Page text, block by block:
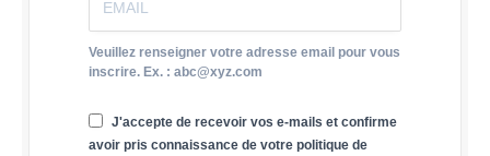
Veuillez renseigner votre adresse email pour vous
inscrire. Ex. : abc@xyz.com
J'accepte de recevoir vos e-mails et confirme
avoir pris connaissance de votre politique de